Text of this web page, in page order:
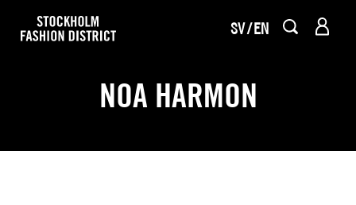
SV EN
NOA HARMON